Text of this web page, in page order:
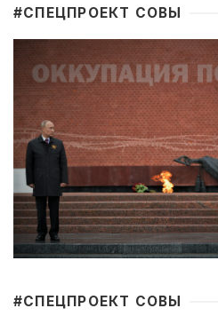
#CПЕЦПРОЕКТ СОВЫ
#CПЕЦПРОЕКТ СОВЫ